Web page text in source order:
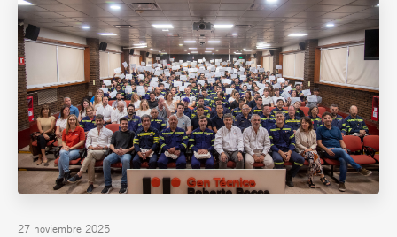
27 noviembre 2025